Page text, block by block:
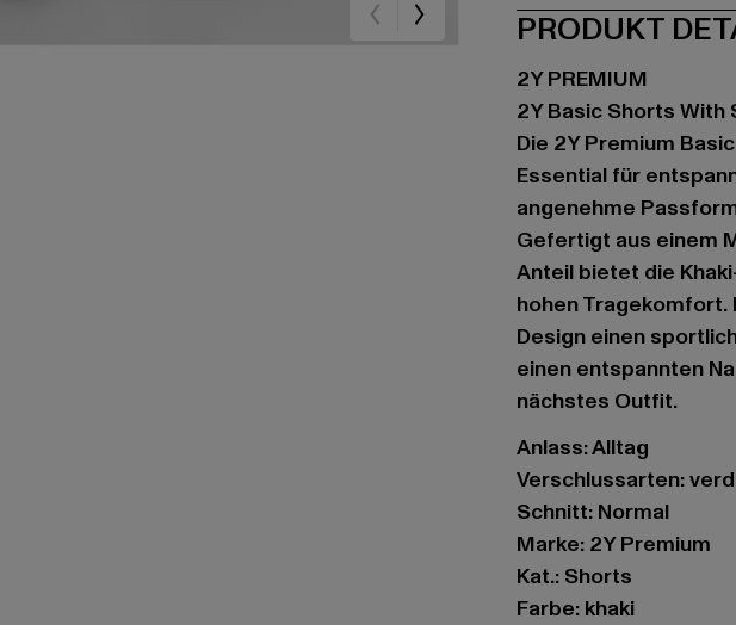
PRODUKT
2Y PREMIUM
2Y Basic Shorts With
Die 2Y Premium
Essential für
angenehme
Gefertigt aus einem
Anteil bietet die
hohen
Design einen
einen entspannten
nächstes Outfit.
Anlass: Alltag
Verschlussarten:
Schnitt: Normal
Marke: 2Y Premium
Kat.: Shorts
Farbe: khaki